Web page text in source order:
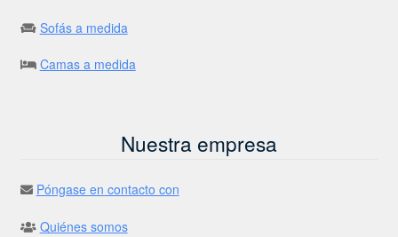
Sofás a medida
Camas a medida
Nuestra empresa
Póngase en contacto con
Quiénes somos